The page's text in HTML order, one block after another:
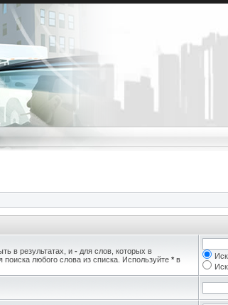
в результатах, и - для слов, которых в
поиска любого слова из списка. Используйте *в